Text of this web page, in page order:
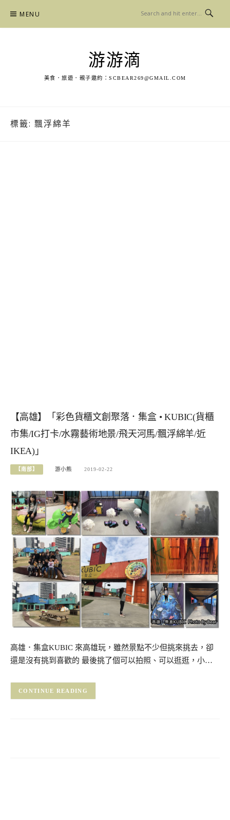
content
MENU
游游滴
美食．旅遊．親子邀約： SCBEAR269@GMAIL.COM
標籤: 飄浮綿羊
【高雄】「彩色貨櫃文創聚落．集盒 • KUBIC(貨櫃
市集/IG打卡/水霧藝術地景/飛天河馬/飄浮綿羊/近
IKEA)」
【南部】 游小熊 2019-02-22
高雄．集盒KUBIC 來高雄玩，雖然景點不少但挑來挑去，卻
還是沒有挑到喜歡的 最後挑了個可以拍照、可以逛逛，小…
CONTINUE READING